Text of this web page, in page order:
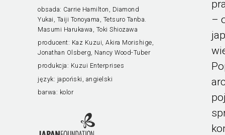
obsada: Carrie Hamilton, Diamond
Yukai, Taiji Tonoyama, Tetsuro Tanba.
Masumi Harukawa, Toki Shiozawa
producent: Kaz Kuzui, Akira Morishige,
Jonathan Olsberg, Nancy Wood-Tuber
produkcja: Kuzui Enterprises
język: japoński, angielski
barwa: kolor
–